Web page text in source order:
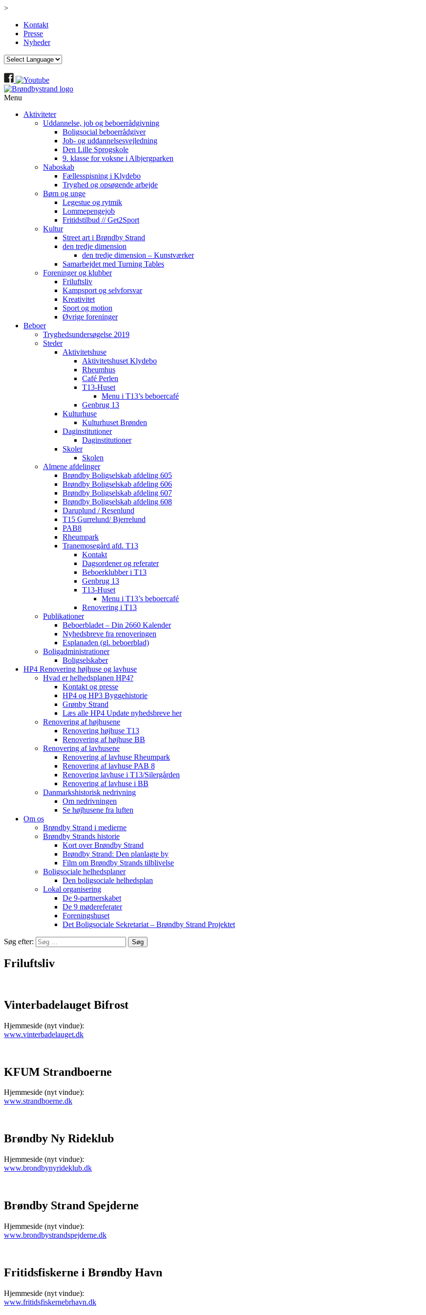
>
Kontakt
Presse
Nyheder
Menu
Aktiviteter
Uddannelse, job og beboerrådgivning
Boligsocial beboerrådgiver
Job- og uddannelsesvejledning
Den Lille Sprogskole
9. klasse for voksne i Albjergparken
Naboskab
Fællesspisning i Klydebo
Tryghed og opsøgende arbejde
Børn og unge
Legestue og rytmik
Lommepengejob
Fritidstilbud // Get2Sport
Kultur
Street art i Brøndby Strand
den tredje dimension
den tredje dimension – Kunstværker
Samarbejdet med Turning Tables
Foreninger og klubber
Friluftsliv
Kampsport og selvforsvar
Kreativitet
Sport og motion
Øvrige foreninger
Beboer
Tryghedsundersøgelse 2019
Steder
Aktivitetshuse
Aktivitetshuset Klydebo
Rheumhus
Café Perlen
T13-Huset
Menu i T13’s beboercafé
Genbrug 13
Kulturhuse
Kulturhuset Brønden
Daginstitutioner
Daginstitutioner
Skoler
Skolen
Almene afdelinger
Brøndby Boligselskab afdeling 605
Brøndby Boligselskab afdeling 606
Brøndby Boligselskab afdeling 607
Brøndby Boligselskab afdeling 608
Daruplund / Resenlund
T15 Gurrelund/ Bjerrelund
PAB8
Rheumpark
Tranemosegård afd. T13
Kontakt
Dagsordener og referater
Beboerklubber i T13
Genbrug 13
T13-Huset
Menu i T13’s beboercafé
Renovering i T13
Publikationer
Beboerbladet – Din 2660 Kalender
Nyhedsbreve fra renoveringen
Esplanaden (gl. beboerblad)
Boligadministrationer
Boligselskaber
HP4 Renovering højhuse og lavhuse
Hvad er helhedsplanen HP4?
Kontakt og presse
HP4 og HP3 Byggehistorie
Grønby Strand
Læs alle HP4 Update nyhedsbreve her
Renovering af højhusene
Renovering højhuse T13
Renovering af højhuse BB
Renovering af lavhusene
Renovering af lavhuse Rheumpark
Renovering af lavhuse PAB 8
Renovering lavhuse i T13/Silergården
Renovering af lavhuse i BB
Danmarkshistorisk nedrivning
Om nedrivningen
Se højhusene fra luften
Om os
Brøndby Strand i medierne
Brøndby Strands historie
Kort over Brøndby Strand
Brøndby Strand: Den planlagte by
Film om Brøndby Strands tilblivelse
Boligsociale helhedsplaner
Den boligsociale helhedsplan
Lokal organisering
De 9-partnerskabet
De 9 mødereferater
Foreningshuset
Det Boligsociale Sekretariat – Brøndby Strand Projektet
Søg efter:
Friluftsliv
Vinterbadelauget Bifrost
Hjemmeside (nyt vindue):
www.vinterbadelauget.dk
KFUM Strandboerne
Hjemmeside (nyt vindue):
www.strandboerne.dk
Brøndby Ny Rideklub
Hjemmeside (nyt vindue):
www.brondbynyrideklub.dk
Brøndby Strand Spejderne
Hjemmeside (nyt vindue):
www.brondbystrandspejderne.dk
Fritidsfiskerne i Brøndby Havn
Hjemmeside (nyt vindue):
www.fritidsfiskernebrhavn.dk